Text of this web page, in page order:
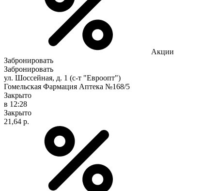
Акции
Забронировать
Забронировать
ул. Шоссейная, д. 1 (с-т "Евроопт")
Гомельская Фармация Аптека №168/5
Закрыто
в 12:28
Закрыто
21,64 р.